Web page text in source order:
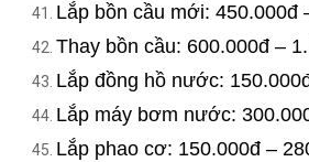
Lắp bồn cầu mới: 450.000đ
Thay bồn cầu: 600.000đ –
Lắp đồng hồ nước:
Lắp máy bơm nước:
Lắp phao cơ: 150.000đ –